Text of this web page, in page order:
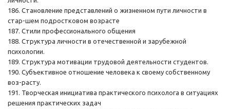
186. Становление представлений о жизненном пути личности в
стар-шем подростковом возрасте
187. Стили профессионального общения
188. Структура личности в отечественной и зарубежной
психологии.
189. Структура мотивации трудовой деятельности студентов.
190. Субъективное отношение человека к своему собственному
воз-расту.
191. Творческая инициатива практического психолога в ситуациях
решения практических задач